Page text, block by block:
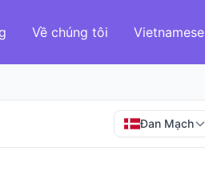
Về chúng tôi Vietnamese
Đan Mạch